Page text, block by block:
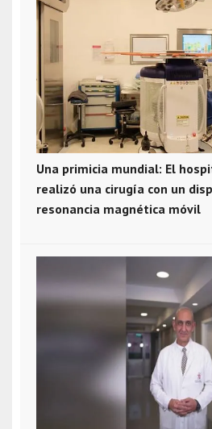
Una primicia mundial: El
realizó una cirugía con un
resonancia magnética móvil